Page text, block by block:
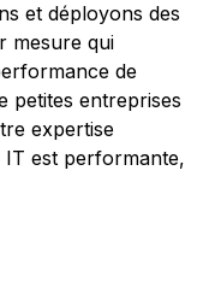
et déployons des
mesure qui
de
petites entreprises
expertise
est performante,